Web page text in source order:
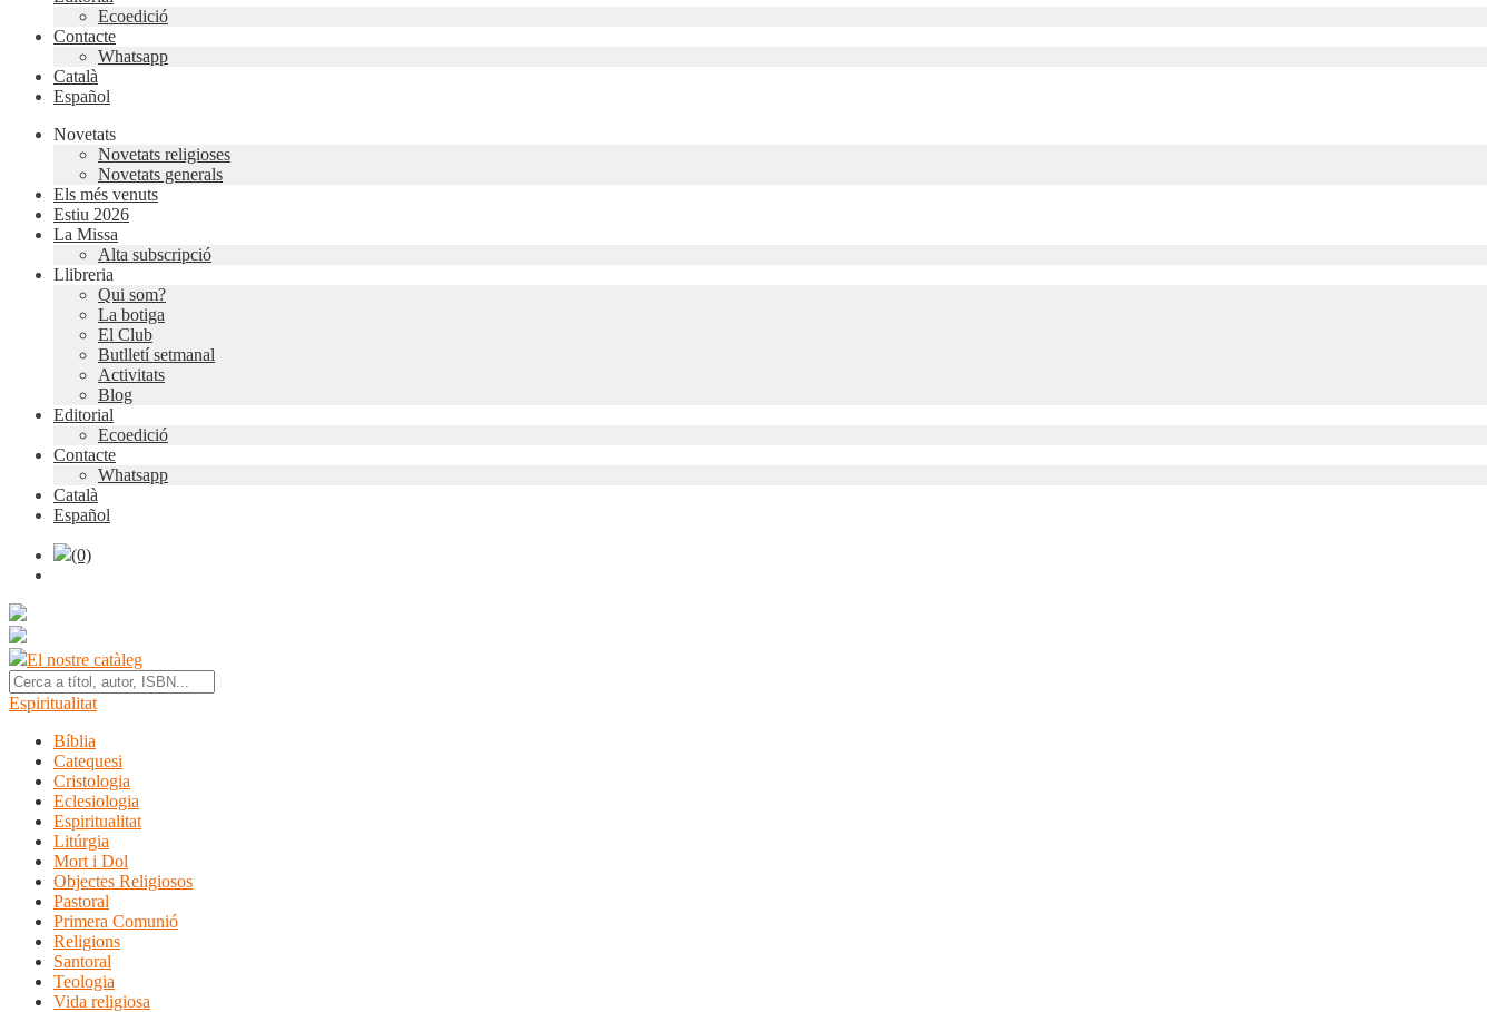
Ecoedició
Contacte
Whatsapp
Català
Español
Novetats
Novetats religioses
Novetats generals
Els més venuts
Estiu 2026
La Missa
Alta subscripció
Llibreria
Qui som?
La botiga
El Club
Butlletí setmanal
Activitats
Blog
Editorial
Ecoedició
Contacte
Whatsapp
Català
Español
(0)
El nostre catàleg
Espiritualitat
Bíblia
Catequesi
Cristologia
Eclesiologia
Espiritualitat
Litúrgia
Mort i Dol
Objectes Religiosos
Pastoral
Primera Comunió
Religions
Santoral
Teologia
Vida religiosa